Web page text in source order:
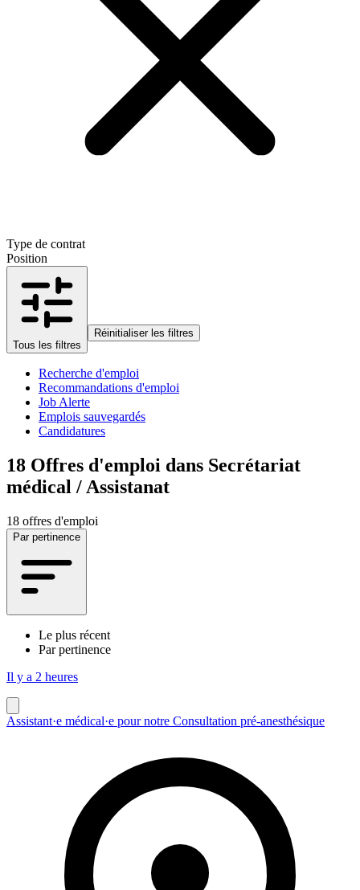
Type de contrat
Position
Tous les filtres
Réinitialiser les filtres
Recherche d'emploi
Recommandations d'emploi
Job Alerte
Emplois sauvegardés
Candidatures
18 Offres d'emploi dans Secrétariat
médical / Assistanat
18 offres d'emploi
Par pertinence
Le plus récent
Par pertinence
Il y a 2 heures
Assistant·e médical·e pour notre Consultation pré-anesthésique